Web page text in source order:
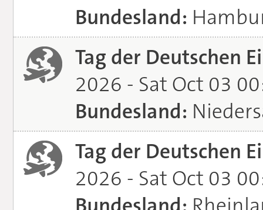
Bundesland:
Tag der Deutschen
2026 - Sat Oct 03
Bundesland:
Tag der Deutschen
2026 - Sat Oct 03